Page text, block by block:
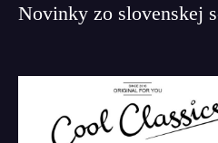
Novinky zo slovenskej